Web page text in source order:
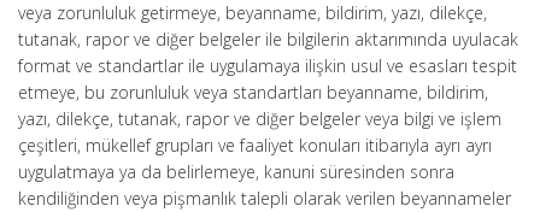
veya zorunluluk getirmeye, beyanname, bildirim, yazı, dilekçe,
tutanak, rapor ve diğer belgeler ile bilgilerin aktarımında uyulacak
format ve standartlar ile uygulamaya ilişkin usul ve esasları tespit
etmeye, bu zorunluluk veya standartları beyanname, bildirim,
yazı, dilekçe, tutanak, rapor ve diğer belgeler veya bilgi ve işlem
çeşitleri, mükellef grupları ve faaliyet konuları itibarıyla ayrı ayrı
uygulatmaya ya da belirlemeye, kanuni süresinden sonra
kendiliğinden veya pişmanlık talepli olarak verilen beyannameler